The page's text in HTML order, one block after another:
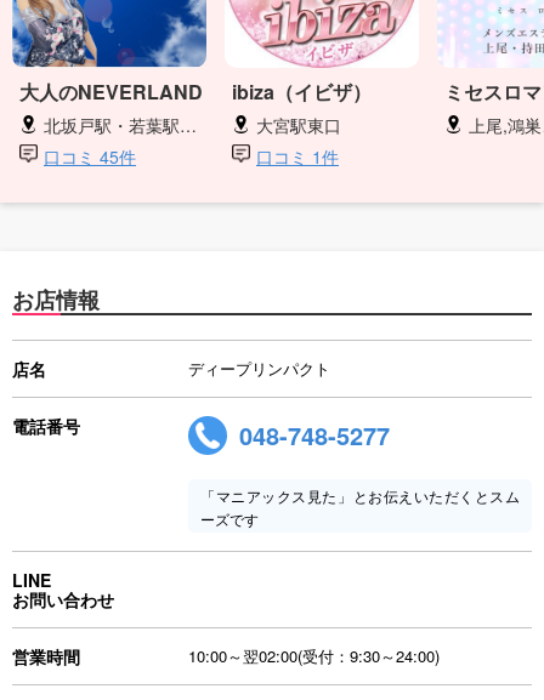
大人のNEVERLAND
北坂戸駅・若葉駅・鶴ヶ島駅・川越駅
口コミ 45件
ibiza（イビザ）
大宮駅東口
口コミ 1件
ミセスロ
上尾,鴻巣、
お店情報
店名 ディープリンパクト
電話番号 048-748-5277
「マニアックス見た」とお伝えいただくとスム
ーズです
LINE
お問い合わせ
営業時間 10:00～翌02:00(受付：9:30～24:00)